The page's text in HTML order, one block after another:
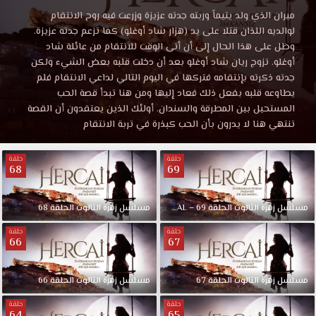
زهرة
الثالوث
الحلقة
19
مترجمة
قصة
عشق
مشاهدة
مسلسل
زهرة
الثالوث
الحلقة
19
موقع
قصة
HD.
ميران
الذي
ولد
يتيماً
وربته
جدته
عزيزة
وزرعت
فيه
روح
ميران الذي ولد يتيماً وربته جدته عزيزة وزرعت فيه روح الانتقام
لوالديه اللذان قتلا على يد (هزار شاد أوغلو) كما تزعم جدته عزيزة.
وظل على هذا الحال إلى أن أتى الوقت للانتقام من عائلة شاد
أوغلو. تزوج ريان شاد أوغلو بعد أن دخلت قلبه بعض الشيء ولكن
جدته ذكرته بإنتقامه فتركها في اليوم التالي لداعي الانتقام فلم
يطاوعه قلبه بفعل ذلك فعاد إليها ومن هنا تبدأ قصة الحب
المستحيل بين المطرقة والسندان. أولئك الذين يعتقدون أن القصة
تنتهي هنا لا يدرون بأن الحب كبذرة في تربة الانتقام
حلقة
69
مسلسل زهرةالثالوثالحلقة69
–
FINAL
حلقة
68
مسلسل زهرةالثالوثالحلقة68
حلقة
67
مسلسل زهرةالثالوثالحلقة67
حلقة
66
مسلسل زهرةالثالوثالحلقة66
حلقة حلقة